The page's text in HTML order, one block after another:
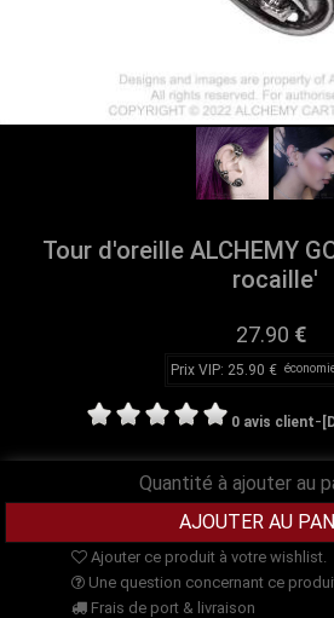
Tour d'oreille ALCHEMY
rocaille'
27.90 €
Prix VIP: 25.90 €
0 avis client-
Quantité à ajouter au
Ajouter ce produit à votre wishlist.
Une question concernant ce
Frais de port & livraison